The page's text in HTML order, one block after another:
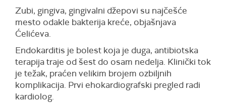
Zubi, gingiva, gingivalni džepovi su najčešće
mesto odakle bakterija kreće, objašnjava
Ćelićeva.
Endokarditis je bolest koja je duga, antibiotska
terapija traje od šest do osam nedelja. Klinički tok
je težak, praćen velikim brojem ozbiljnih
komplikacija. Prvi ehokardiografski pregled radi
kardiolog.